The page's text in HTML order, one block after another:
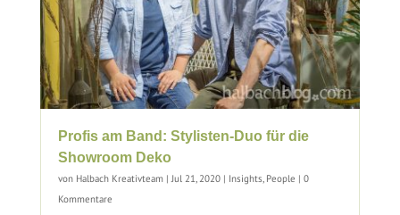
Profis am Band: Stylisten-Duo für die
Showroom Deko
von Halbach Kreativteam| Jul 21, 2020| Insights People | 0
Kommentare